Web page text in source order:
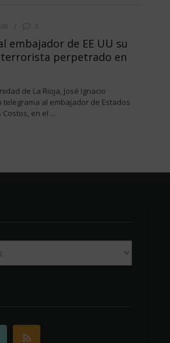
embajador de EE UU su
perpetrado en
de La Rioja, José Ignacio
telegrama al embajador de Estados
en el ...